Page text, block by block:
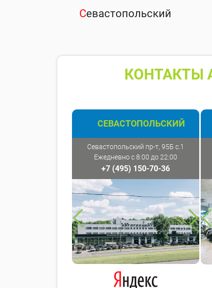
Севастопольский
КОНТАКТЫ
СЕВАСТОПОЛЬСКИЙ
Севастопольский пр-т, 95Б с.1
Ежедневно с 8:00 до 22:00
+7 (495) 150-70-36